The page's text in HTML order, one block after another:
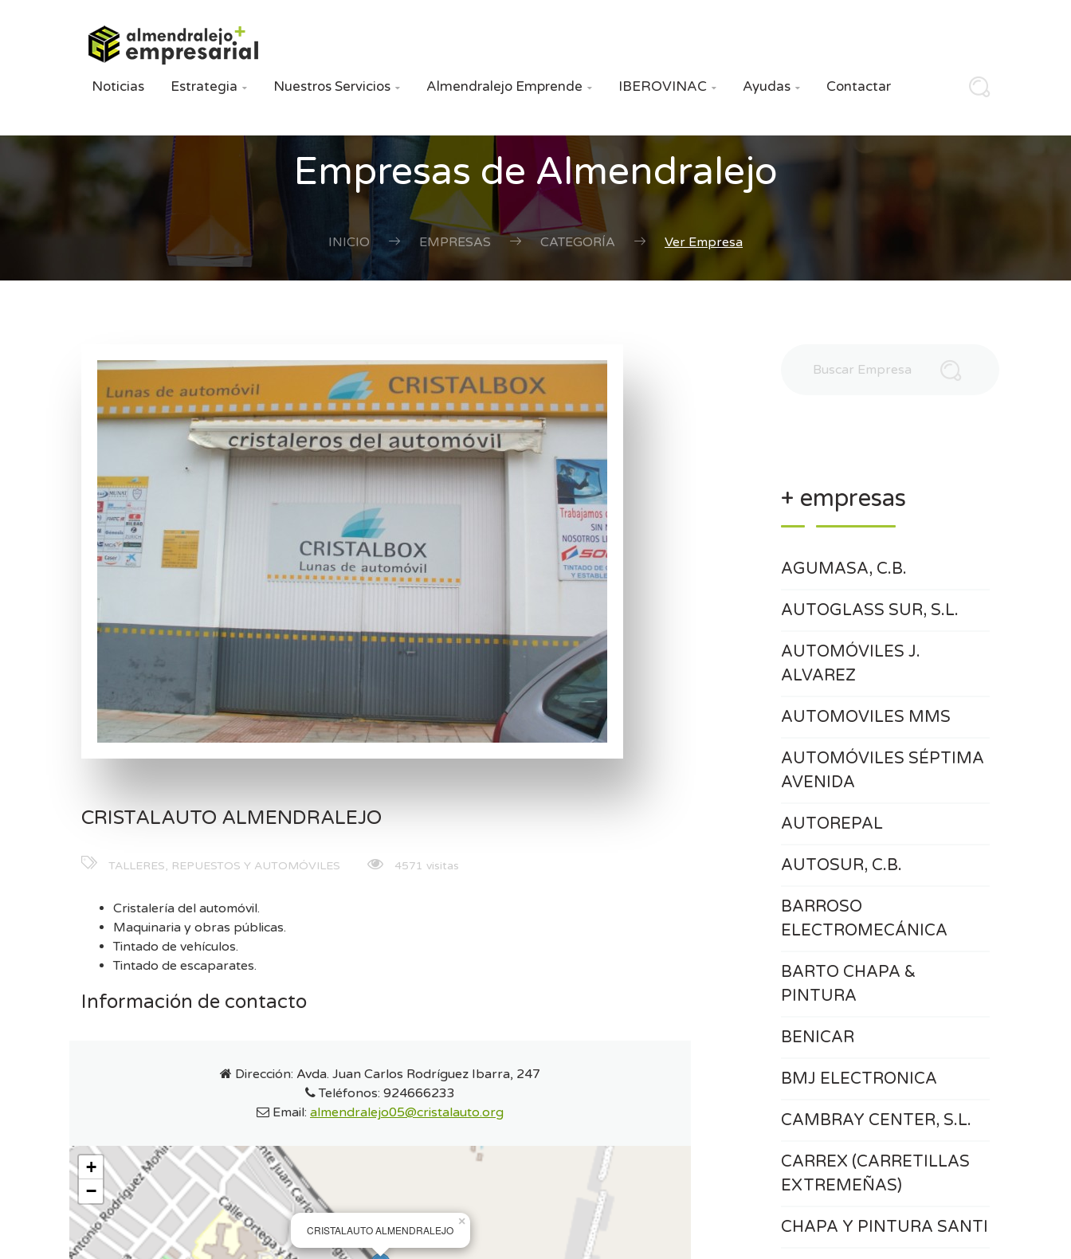
Noticias Estrategia  Nuestros Servicios  Almendralejo Emprende  IBEROVINAC  Ayudas  Contactar
Empresas de Almendralejo
INICIO EMPRESAS CATEGORÍA Ver Empresa
CRISTALAUTO ALMENDRALEJO
TALLERES, REPUESTOS Y AUTOMÓVILES 4571 visitas
Cristalería del automóvil.
Maquinaria y obras públicas.
Tintado de vehículos.
Tintado de escaparates.
Información de contacto
Dirección: Avda. Juan Carlos Rodríguez Ibarra, 247
Teléfonos: 924666233
Email: almendralejo05@cristalauto.org
CRISTALAUTO ALMENDRALEJO
×
+
−
+ empresas
AGUMASA, C.B.
AUTOGLASS SUR, S.L.
AUTOMÓVILES J.
ALVAREZ
AUTOMOVILES MMS
AUTOMÓVILES SÉPTIMA
AVENIDA
AUTOREPAL
AUTOSUR, C.B.
BARROSO
ELECTROMECÁNICA
BARTO CHAPA &
PINTURA
BENICAR
BMJ ELECTRONICA
CAMBRAY CENTER, S.L.
CARREX (CARRETILLAS
EXTREMEÑAS)
CHAPA Y PINTURA SANTI